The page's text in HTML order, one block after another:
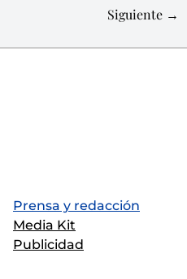
Siguiente →
Prensa y redacción
Media Kit
Publicidad